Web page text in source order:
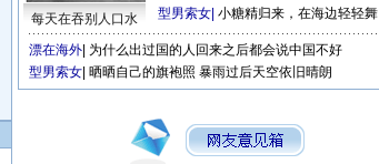
每天在吞别人口水
型男索女 小糖精归来，在海边轻轻舞
漂在海外 为什么出过国的人回来之后都会说中国不好
型男索女 晒晒自己的旗袍照 暴雨过后天空依旧晴朗